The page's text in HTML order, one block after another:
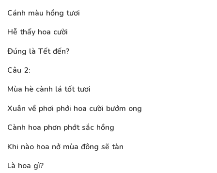
Cánh màu hồng tươi
Hễ thấy hoa cười
Đúng là Tết đến?
Câu 2:
Mùa hè cành lá tốt tươi
Xuân về phơi phới hoa cười bướm ong
Cành hoa phơn phớt sắc hồng
Khi nào hoa nở mùa đông sẽ tàn
Là hoa gì?